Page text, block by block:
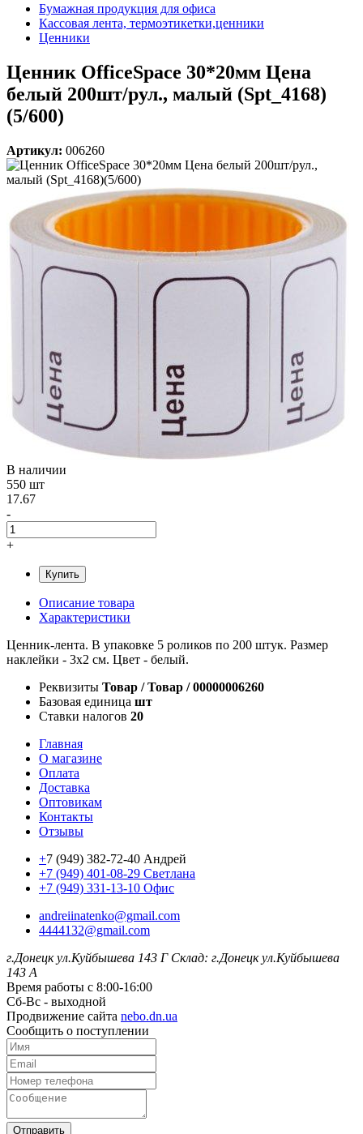
Бумажная продукция для офиса
Кассовая лента, термоэтикетки,ценники
Ценники
Ценник OfficeSpace 30*20мм Цена
белый 200шт/рул., малый (Spt_4168)
(5/600)
Артикул: 006260
В наличии
550 шт
17.67
-
+
Купить
Описание товара
Характеристики
Ценник-лента. В упаковке 5 роликов по 200 штук. Размер
наклейки - 3х2 см. Цвет - белый.
Реквизиты Товар / Товар / 00000006260
Базовая единица шт
Ставки налогов 20
Главная
О магазине
Оплата
Доставка
Оптовикам
Контакты
Отзывы
+7 (949) 382-72-40 Андрей
+7 (949) 401-08-29 Светлана
+7 (949) 331-13-10 Офис
andreiinatenko@gmail.com
4444132@gmail.com
г.Донецк ул.Куйбышева 143 Г Склад: г.Донецк ул.Куйбышева
143 А
Время работы с 8:00-16:00
Сб-Вс - выходной
Продвижение сайта nebo.dn.ua
Сообщить о поступлении
Отправить